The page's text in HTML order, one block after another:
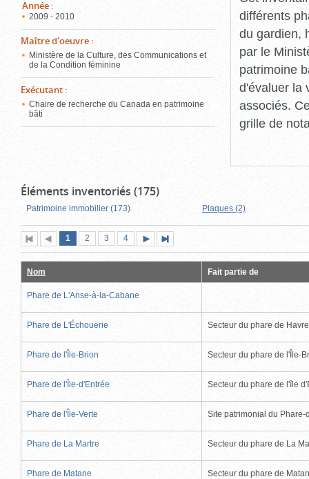
Année :
2009 - 2010
Maître d'oeuvre :
Ministère de la Culture, des Communications et
de la Condition féminine
Exécutant :
Chaire de recherche du Canada en patrimoine
bâti
différents
du gardien,
par le
patrimoine
d'évaluer la
associés.
grille de
Éléments inventoriés (175)
Patrimoine immobilier (173) Plaques (2)
Première
page
Page
précédente
Page
1 (page
actuelle)
Page
2 Page
3 Page
4
suivante
page
Nom Fait partie de
Phare de L'Anse-à-la-Cabane
Phare de L'Échouerie Secteur du phare de
Phare de l'Île-Brion Secteur du phare de l'Île-
Phare de l'Île-d'Entrée Secteur du phare de l'île
Phare de l'Île-Verte Site patrimonial du Phare-
Phare de La Martre Secteur du phare de La
Phare de Matane Secteur du phare de